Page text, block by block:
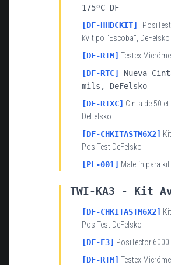
175ºC DF
[DF-HHDCKIT]
kV tipo "Escoba", DeFelsko
[DF-RTM] Testex
[DF-RTC] Nueva
mils, DeFelsko
[DF-RTXC] Cinta de 50
DeFelsko
[DF-CHKITASTM6X2]
PosiTest DeFelsko
[PL-001] Maletín para
TWI-KA3 - Kit
[DF-CHKITASTM6X2]
PosiTest DeFelsko
[DF-F3] PosiTector
[DF-RTM] Testex